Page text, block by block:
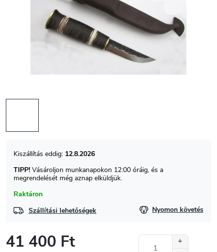
Raktáron
12.8.2026
TIPP! Vásároljon munkanapokon 12:00 óráig, és a
megrendelését még aznap elküldjük.
Szállítási lehetőségek Nyomon követés
41 400 Ft